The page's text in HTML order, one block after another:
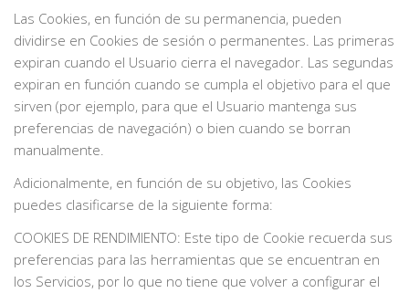
Las Cookies, en función de su permanencia, pueden
dividirse en Cookies de sesión o permanentes. Las primeras
expiran cuando el Usuario cierra el navegador. Las segundas
expiran en función cuando se cumpla el objetivo para el que
sirven (por ejemplo, para que el Usuario mantenga sus
preferencias de navegación) o bien cuando se borran
manualmente.
Adicionalmente, en función de su objetivo, las Cookies
puedes clasificarse de la siguiente forma:
COOKIES DE RENDIMIENTO: Este tipo de Cookie recuerda sus
preferencias para las herramientas que se encuentran en
los Servicios, por lo que no tiene que volver a configurar el